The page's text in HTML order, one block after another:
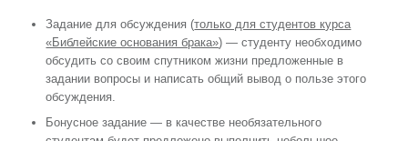
Задание для обсуждения (только для студентов курса
«Библейские основания брака») — студенту необходимо
обсудить со своим спутником жизни предложенные в
задании вопросы и написать общий вывод о пользе этого
обсуждения.
Бонусное задание — в качестве необязательного